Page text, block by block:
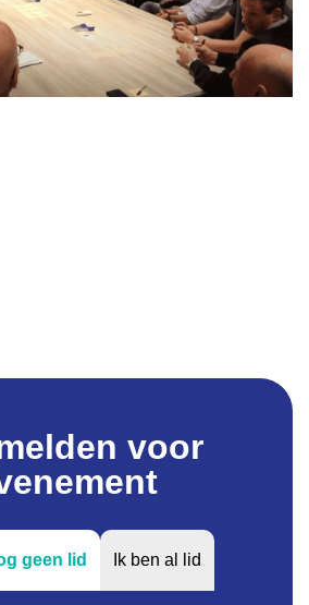
voor
geen lid Ik ben al lid